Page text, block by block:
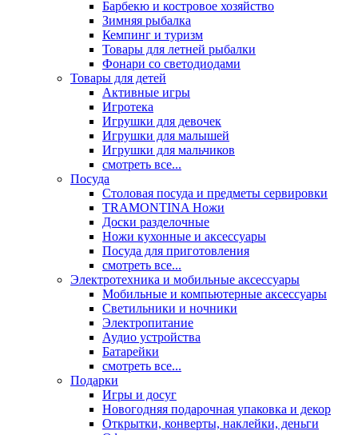
Барбекю и костровое хозяйство
Зимняя рыбалка
Кемпинг и туризм
Товары для летней рыбалки
Фонари со светодиодами
Товары для детей
Активные игры
Игротека
Игрушки для девочек
Игрушки для малышей
Игрушки для мальчиков
смотреть все...
Посуда
Столовая посуда и предметы сервировки
TRAMONTINA Ножи
Доски разделочные
Ножи кухонные и аксессуары
Посуда для приготовления
смотреть все...
Электротехника и мобильные аксессуары
Мобильные и компьютерные аксессуары
Светильники и ночники
Электропитание
Аудио устройства
Батарейки
смотреть все...
Подарки
Игры и досуг
Новогодняя подарочная упаковка и декор
Открытки, конверты, наклейки, деньги